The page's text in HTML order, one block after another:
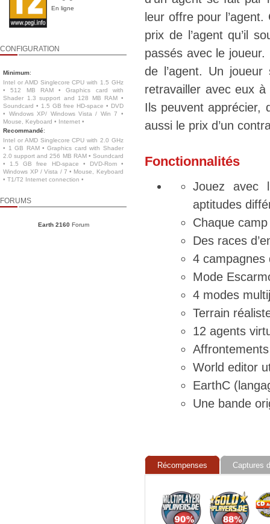
En ligne
CONFIGURATION
Minimum:
Intel or AMD Singlecore CPU with 1.5 GHz
• 512 MB RAM • Graphics card with
Shader 1.3 support and 128 MB RAM •
Soundcard • 1.5 GB free HD-space • DVD
• Windows XP/ Windows Vista / Win 7 •
Mouse, Keyboard • Internet •
Recommandé:
Intel or AMD Singlecore CPU with 2.0 GHz
• 1 GB RAM • Graphics card with Shader
2.0 support and 256 MB RAM • Soundcard
• 1.5 GB free HD-space • DVD-Rom •
Windows XP / Vista / 7 • Mouse, Keyboard
• T1/T2 Internet connection •
FORUMS
Earth 2160Forum
leur offre pour
prix de l’agent qu’il
passés avec le
de l’agent. Un
retravailler avec eux
Ils peuvent apprécier,
aussi le prix d’un
Fonctionnalités
Jouez avec
aptitudes
Chaque
Des races
4 campagnes
Mode
4 modes
Terrain
12 agents
World editor
EarthC
Une bande
Récompenses Captures